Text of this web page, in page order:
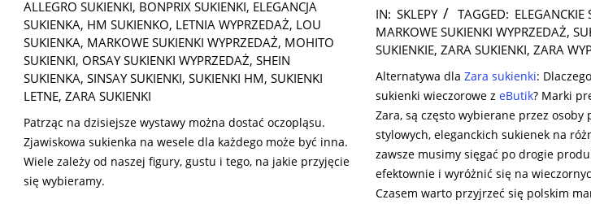
07
ALLEGRO SUKIENKI, BONPRIX SUKIENKI, ELEGANCJA
SUKIENKA, HM SUKIENKO, LETNIA WYPRZEDAŻ, LOU
SUKIENKA, MARKOWE SUKIENKI WYPRZEDAŻ, MOHITO
SUKIENKI, ORSAY SUKIENKI WYPRZEDAŻ, SHEIN
SUKIENKA, SINSAY SUKIENKI, SUKIENKI HM, SUKIENKI
LETNE, ZARA SUKIENKI
Patrząc na dzisiejsze wystawy można dostać oczopląsu.
Zjawiskowa sukienka na wesele dla każdego może być inna.
Wiele zależy od naszej figury, gustu i tego, na jakie przyjęcie
się wybieramy.
2026-
01-
31
IN: SKLEPY TAGGED: ELEGANCKIE
MARKOWE SUKIENKI WYPRZEDAŻ,
SUKIENKIE, ZARA SUKIENKI, ZARA
Alternatywa dla Zara sukienki:
sukienki wieczorowe z eButik? Marki
Zara, są często wybierane przez osoby
stylowych, eleganckich sukienek na
zawsze musimy sięgać po drogie
efektownie i wyróżnić się na
Czasem warto przyjrzeć się polskim